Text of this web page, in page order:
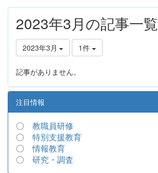
2023年3月の記事一覧
2023年3月 1件
記事がありません。
注目情報
〇 教職員研修
〇 特別支援教育
〇情報教育
〇 研究・調査